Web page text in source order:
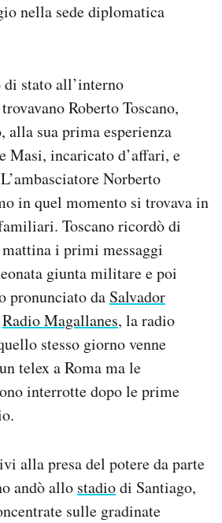
nella sede diplomatica
stato all’interno
Roberto Toscano,
alla sua prima esperienza
Masi, incaricato d’affari, e
Norberto
in quel momento si trovava in
Toscano ricordò di
i primi messaggi
giunta militare e poi
pronunciato da Salvador
Radio Magallanes, la radio
stesso giorno venne
telex a Roma ma le
interrotte dopo le prime
alla presa del potere da parte
andò allo stadiodi Santiago,
sulle gradinate